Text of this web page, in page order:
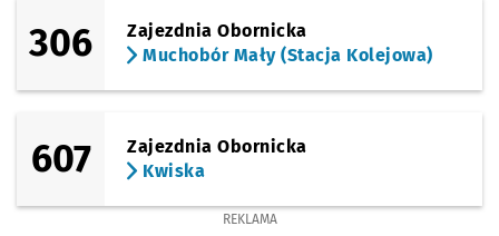
306
Zajezdnia Obornicka
Muchobór Mały (Stacja Kolejowa)
607
Zajezdnia Obornicka
Kwiska
REKLAMA